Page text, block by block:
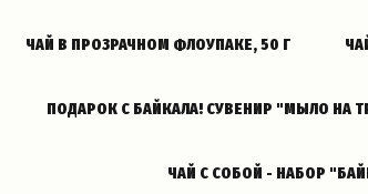
ЧАЙ В ПРОЗРАЧНОМ ФЛОУПАКЕ, 50 Г
ПОДАРОК С БАЙКАЛА! СУВЕНИР "МЫЛО НА
ЧАЙ С СОБОЙ - НАБОР